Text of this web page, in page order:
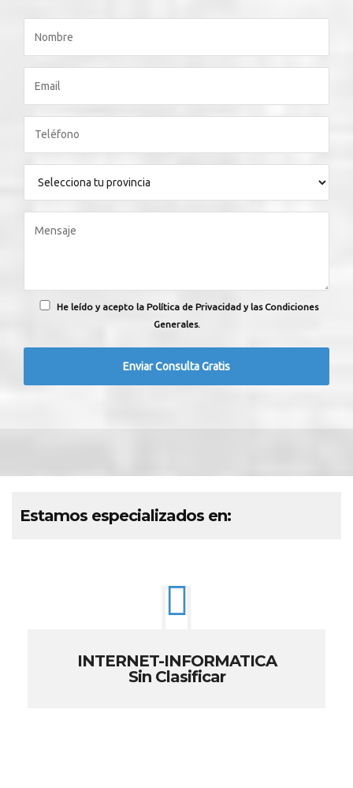
He leído y acepto la Política de Privacidad y las Condiciones
Generales.
Estamos especializados en:
INTERNET-INFORMATICA
Sin Clasificar